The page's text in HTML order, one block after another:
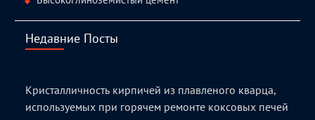
Недавние Посты
Кристалличность кирпичей из плавленого кварца,
используемых при горячем ремонте коксовых печей